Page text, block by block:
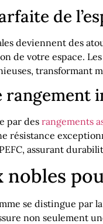
de
deviennent des
de votre espace.
transformant
rangement
par des rangements
résistance
assurant
nobles
se distingue par
non seulement